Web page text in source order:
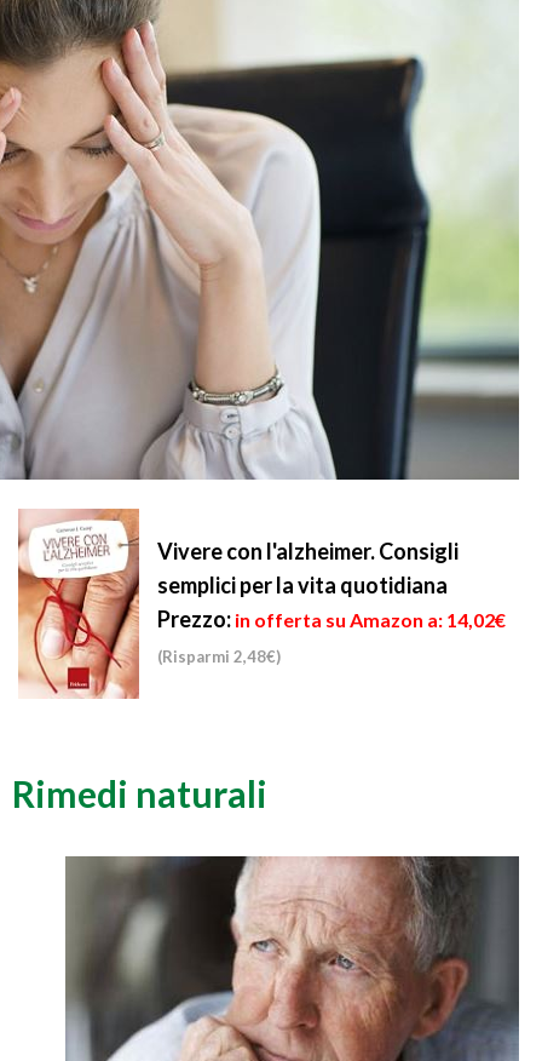
Vivere con l'alzheimer. Consigli
semplici per la vita quotidiana
Prezzo: in offerta su Amazon a: 14,02€
(Risparmi 2,48€)
Rimedi naturali